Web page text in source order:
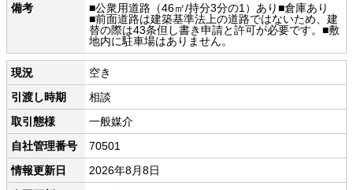
備考
■公衆用道路（46㎡/持分3分の1）あり■倉庫あり
■前面道路は建築基準法上の道路ではないため、建
替の際は43条但し書き申請と許可が必要です。■敷
地内に駐車場はありません。
現況
空き
引渡し時期
相談
取引態様
一般媒介
自社管理番号
70501
情報更新日
2026年8月8日